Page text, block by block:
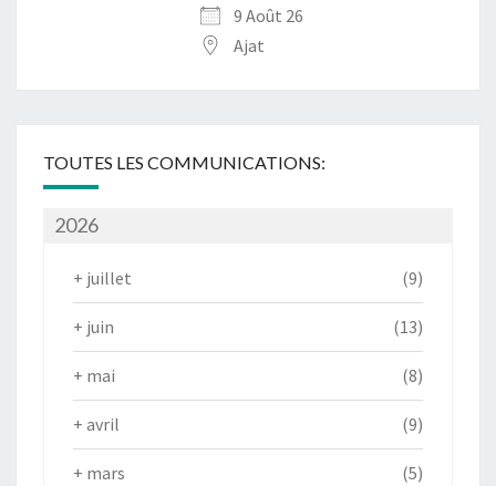
9 Août 26
Ajat
TOUTES LES COMMUNICATIONS:
2026
+ juillet (9)
+ juin (13)
+ mai (8)
+ avril (9)
+ mars (5)